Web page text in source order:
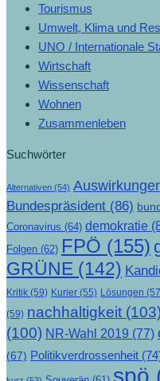
Tourismus
Umwelt, Klima und
UNO / Internationale
Wirtschaft
Wissenschaft
Wohnen
Zusammenleben
Suchwörter
Alternativen (54)
Bundespräsident (86)
Coronavirus (64) demokratie
Folgen (62) FPÖ (155)
GRÜNE (142)
Kritik (59) Kurier (55) Lösungen
(59) nachhaltigkeit (103)
(100) NR-Wahl 2019 (77)
(67) Politikverdrossenheit
spö